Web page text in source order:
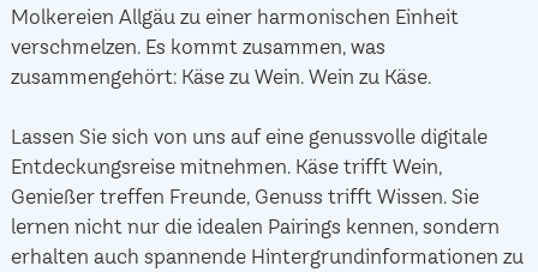
Molkereien Allgäu zu einer harmonischen Einheit
verschmelzen. Es kommt zusammen, was
zusammengehört: Käse zu Wein. Wein zu Käse.
Lassen Sie sich von uns auf eine genussvolle digitale
Entdeckungsreise mitnehmen. Käse trifft Wein,
Genießer treffen Freunde, Genuss trifft Wissen. Sie
lernen nicht nur die idealen Pairings kennen, sondern
erhalten auch spannende Hintergrundinformationen zu